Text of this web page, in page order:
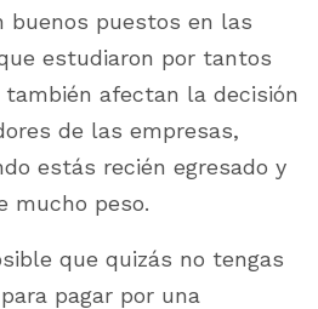
buenos puestos en las
estudiaron por tantos
afectan la decisión
de las empresas,
estás recién egresado y
mucho peso.
que quizás no tengas
pagar por una